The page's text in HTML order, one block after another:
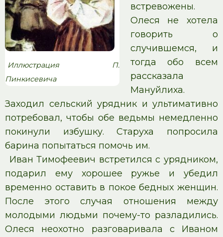
Иллюстрация П.
Пинкисевича
встревожены.
Олеся не хотела
говорить о
случившемся, и
тогда обо всем
рассказала
Мануйлиха.
Заходил сельский урядник и ультимативно
потребовал, чтобы обе ведьмы немедленно
покинули избушку. Старуха попросила
барина попытаться помочь им.
Иван Тимофеевич встретился с урядником,
подарил ему хорошее ружье и убедил
временно оставить в покое бедных женщин.
После этого случая отношения между
молодыми людьми почему-то разладились.
Олеся неохотно разговаривала с Иваном